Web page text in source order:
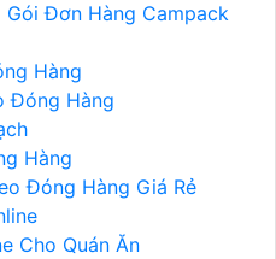
Đơn Hàng Campack
Hàng
Đóng Hàng
Hàng
Đóng Hàng Giá Rẻ
Cho Quán Ăn